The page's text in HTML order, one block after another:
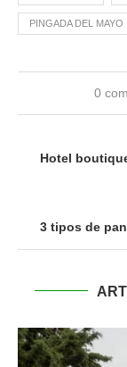
PINGADA DEL MAYO
0
Hotel
3 tipos de